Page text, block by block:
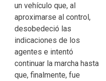
un vehículo que, al
aproximarse al control,
desobedeció las
indicaciones de los
agentes e intentó
continuar la marcha hasta
que, finalmente, fue